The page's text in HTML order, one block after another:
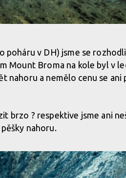
poháru v DH) jsme se rozhodli
Mount Broma na kole byl v
nahoru a nemělo cenu se ani
brzo ? respektive jsme ani
nahoru.